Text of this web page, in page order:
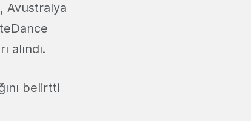
Avustralya
alındı.
belirtti